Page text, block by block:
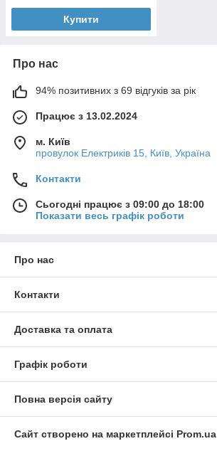
Купити
Про нас
94% позитивних з 69 відгуків за рік
Працює з 13.02.2024
м. Київ
провулок Електриків 15, Київ, Україна
Контакти
Сьогодні працює з 09:00 до 18:00
Показати весь графік роботи
Про нас
Контакти
Доставка та оплата
Графік роботи
Повна версія сайту
Сайт створено на маркетплейсі Prom.ua